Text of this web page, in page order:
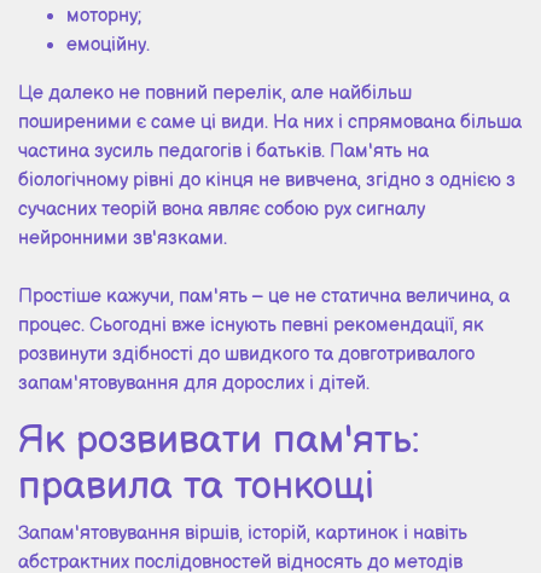
моторну;
емоційну.
Це далеко не повний перелік, але найбільш
поширеними є саме ці види. На них і спрямована більша
частина зусиль педагогів і батьків. Пам'ять на
біологічному рівні до кінця не вивчена, згідно з однією з
сучасних теорій вона являє собою рух сигналу
нейронними зв'язками.
Простіше кажучи, пам'ять – це не статична величина, а
процес. Сьогодні вже існують певні рекомендації, як
розвинути здібності до швидкого та довготривалого
запам'ятовування для дорослих і дітей.
Як розвивати пам'ять:
правила та тонкощі
Запам'ятовування віршів, історій, картинок і навіть
абстрактних послідовностей відносять до методів